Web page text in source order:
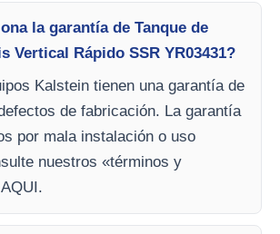
la garantía de Tanque de
Vertical Rápido SSR YR03431?
Kalstein tienen una garantía de
de fabricación. La garantía
por mala instalación o uso
nuestros «términos y